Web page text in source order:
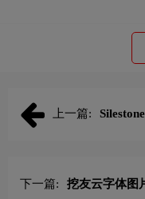
上一篇:
下一篇: 挖友云字体图